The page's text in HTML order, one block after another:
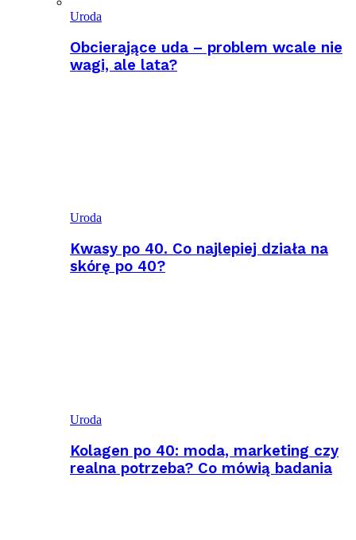
Uroda
Obcierające uda – problem wcale nie
wagi, ale lata?
Uroda
Kwasy po 40. Co najlepiej działa na
skórę po 40?
Uroda
Kolagen po 40: moda, marketing czy
realna potrzeba? Co mówią badania